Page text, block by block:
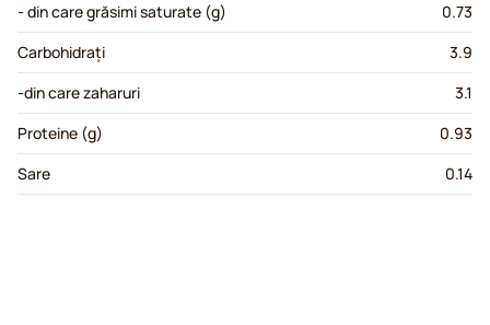
- din care grăsimi saturate (g)
0.73
Carbohidrați
3.9
-din care zaharuri
3.1
Proteine (g)
0.93
Sare
0.14